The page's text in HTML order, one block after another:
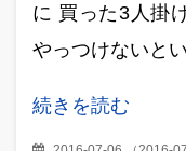
に 買った3人掛
やっつけないと
続きを読む